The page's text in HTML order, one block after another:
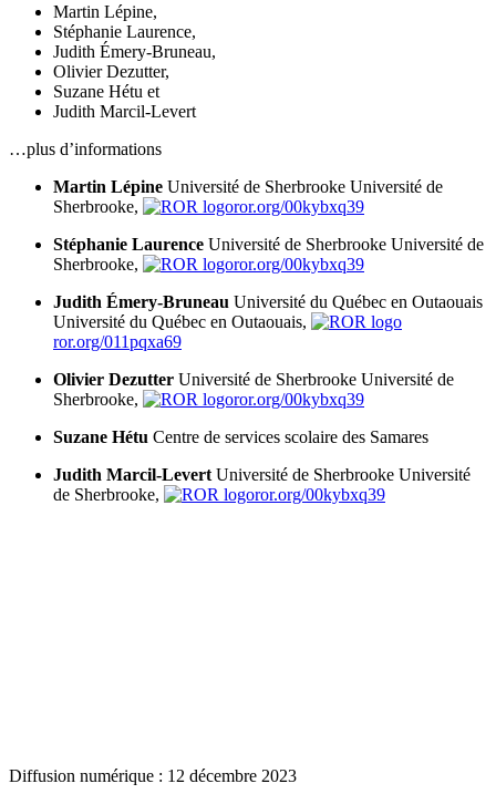
Martin Lépine,
Stéphanie Laurence,
Judith Émery-Bruneau,
Olivier Dezutter,
Suzane Hétu et
Judith Marcil-Levert
…plus d’informations
Martin Lépine Université de Sherbrooke Université de
Sherbrooke,
ror.org/00kybxq39
Stéphanie Laurence Université de Sherbrooke Université de
Sherbrooke,
ror.org/00kybxq39
Judith Émery-Bruneau Université du Québec en Outaouais
Université du Québec en Outaouais,
ror.org/011pqxa69
Olivier Dezutter Université de Sherbrooke Université de
Sherbrooke,
ror.org/00kybxq39
Suzane Hétu Centre de services scolaire des Samares
Judith Marcil-Levert Université de Sherbrooke Université
de Sherbrooke,
ror.org/00kybxq39
Diffusion numérique : 12 décembre 2023